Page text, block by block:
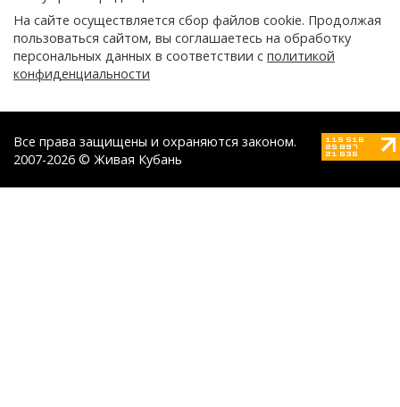
На сайте осуществляется сбор файлов cookie. Продолжая
пользоваться сайтом, вы соглашаетесь на обработку
персональных данных в соответствии с политикой
конфиденциальности
Все права защищены и охраняются законом.
2007-2026 © Живая Кубань